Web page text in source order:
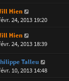
Hien
24, 2013 19:20
Hien
24, 2013 18:39
Talleu
10, 2013 14:48